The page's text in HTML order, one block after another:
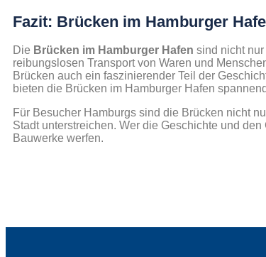
Fazit: Brücken im Hamburger
Die Brücken im Hamburger Hafen sind nicht
reibungslosen Transport von Waren und
Brücken auch ein faszinierender Teil der
bieten die Brücken im Hamburger Hafen
Für Besucher Hamburgs sind die Brücken nicht
Stadt unterstreichen. Wer die Geschichte und
Bauwerke werfen.